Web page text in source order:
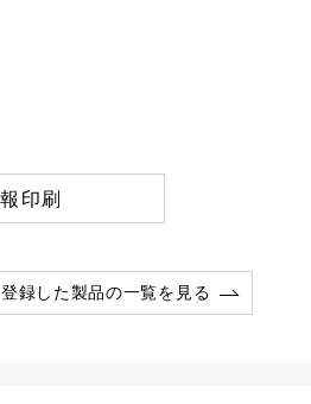
印刷
録した製品の一覧を見る